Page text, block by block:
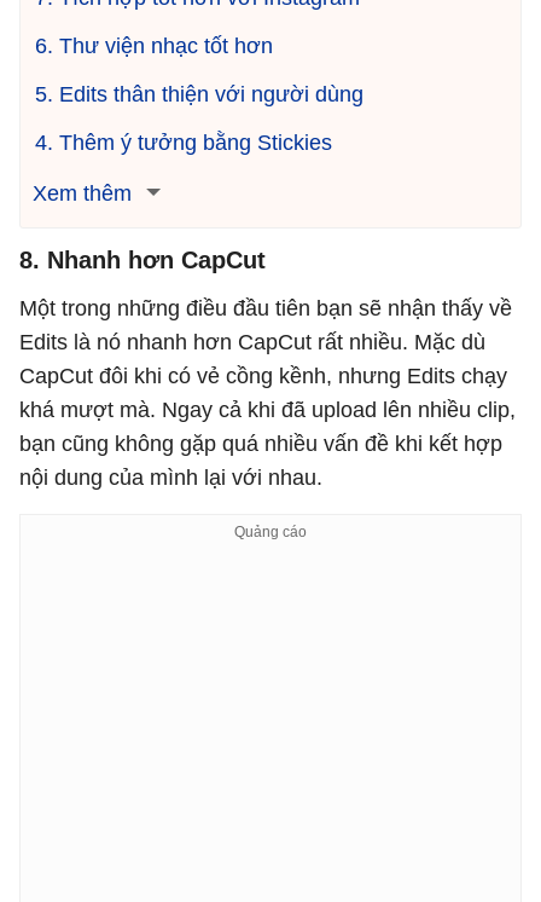
6. Thư viện nhạc tốt hơn
5. Edits thân thiện với người dùng
4. Thêm ý tưởng bằng Stickies
Xem thêm
8. Nhanh hơn CapCut
Một trong những điều đầu tiên bạn sẽ nhận thấy về
Edits là nó nhanh hơn CapCut rất nhiều. Mặc dù
CapCut đôi khi có vẻ cồng kềnh, nhưng Edits chạy
khá mượt mà. Ngay cả khi đã upload lên nhiều clip,
bạn cũng không gặp quá nhiều vấn đề khi kết hợp
nội dung của mình lại với nhau.